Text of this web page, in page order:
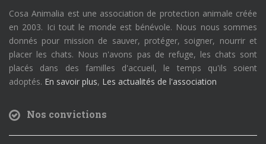
Cosa Animalia est une association de protection animale créée
en 2003. Ici tout le monde est bénévole. Nous nous sommes
donnés pour mission de sauver, protéger, soigner, nourrir et
placer les chats. Nous n'avons pas de refuge, les chats sont
placés dans des familles d'accueil, le temps qu'ils soient
adoptés. En savoir plus, Les actualités de l'association
Nos convictions